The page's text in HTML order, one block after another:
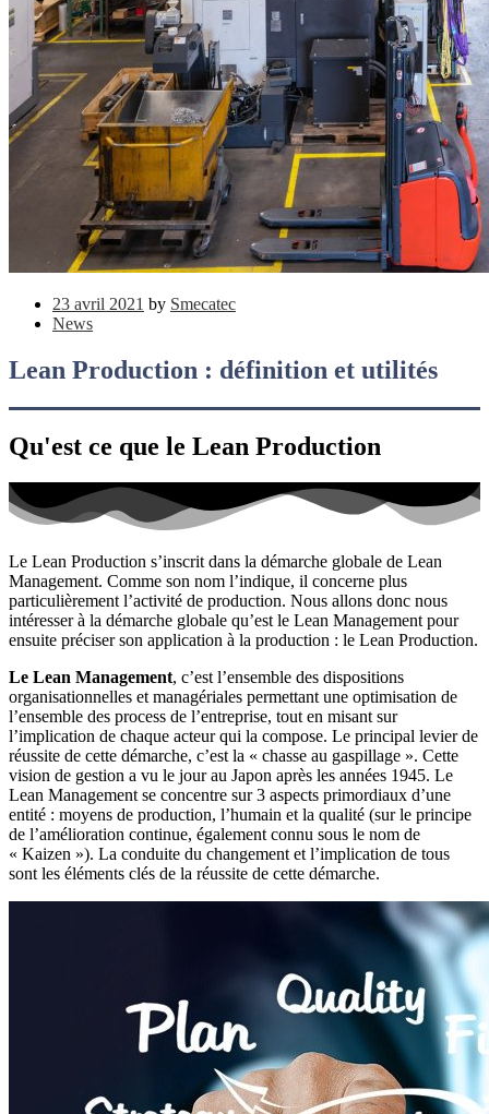
23 avril 2021 by Smecatec
News
Lean Production : définition et utilités
Qu'est ce que le Lean Production
Le Lean Production s’inscrit dans la démarche globale de Lean
Management. Comme son nom l’indique, il concerne plus
particulièrement l’activité de production. Nous allons donc nous
intéresser à la démarche globale qu’est le Lean Management pour
ensuite préciser son application à la production : le Lean Production.
Le Lean Management, c’est l’ensemble des dispositions
organisationnelles et managériales permettant une optimisation de
l’ensemble des process de l’entreprise, tout en misant sur
l’implication de chaque acteur qui la compose. Le principal levier de
réussite de cette démarche, c’est la « chasse au gaspillage ». Cette
vision de gestion a vu le jour au Japon après les années 1945. Le
Lean Management se concentre sur 3 aspects primordiaux d’une
entité : moyens de production, l’humain et la qualité (sur le principe
de l’amélioration continue, également connu sous le nom de
« Kaizen »). La conduite du changement et l’implication de tous
sont les éléments clés de la réussite de cette démarche.